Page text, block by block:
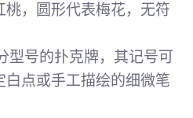
，圆形代表梅花，无符
型号的扑克牌，其记号可
白点或手工描绘的细微笔